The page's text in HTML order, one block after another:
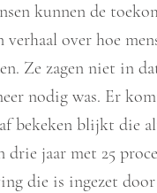
kunnen de
over hoe
Ze zagen niet in
nodig was. Er
bekeken blijkt die
jaar met 25
die is ingezet